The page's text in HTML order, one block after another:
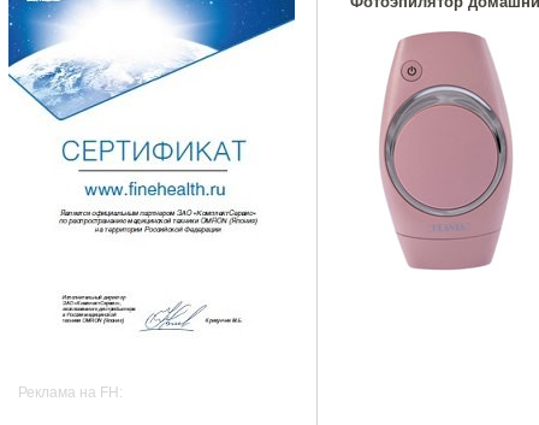
Реклама на FH: